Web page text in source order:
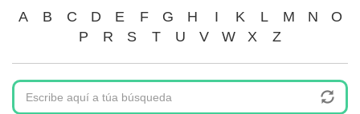
A B C D E F G H I K L M N
O
P
R S T U V W X Z